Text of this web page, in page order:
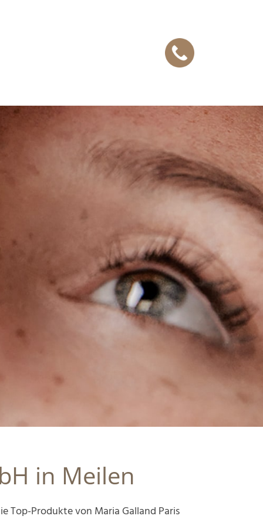
in Meilen
Top-Produkte von Maria Galland Paris